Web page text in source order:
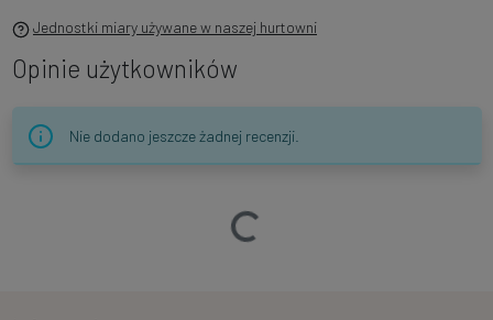
Jednostki miary używane w naszej hurtowni
Opinie użytkowników
Nie dodano jeszcze żadnej recenzji.
Ładowanie…